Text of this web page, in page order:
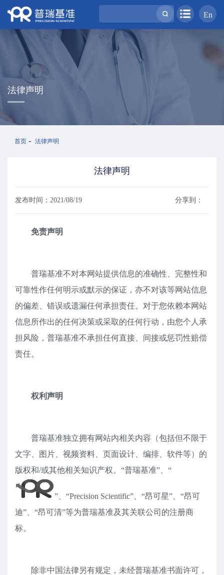
En
法律声明
首页 - 法律声明
法律声明
发布时间：2021/08/19 分享到：
免责声明
普瑞基准不对本网站提供信息的准确性、完整性和
可靠性作任何明示或默示的保证，亦不对该等网站信息
的偏差、错误或遗漏任何承担责任。对于您依赖本网站
信息所作出的任何决策或采取的任何行动，由您个人承
担风险，普瑞基准不承担任何直接、间接或惩罚性赔偿
责任。
权利声明
普瑞基准独立拥有网站内相关内容（包括但不限于
文字、图片、视频资料、页面设计、编排、软件等）的
版权和/或其他相关知识产权。“普瑞基准”、“
”、“Precision Scientific”、“昂可星”、“昂可
迪”、“昂可清”等为普瑞基准及其关联公司的注册商
标。
除非中国法律另有规定，未经普瑞基准书面许可，